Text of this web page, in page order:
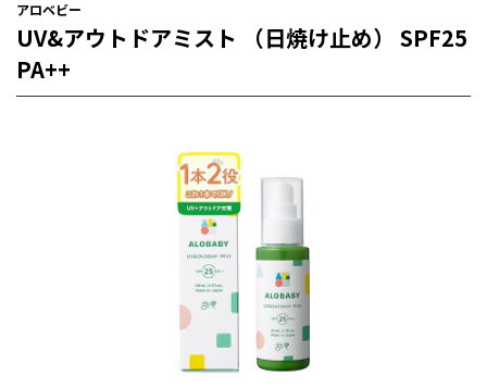
アロベビー
UV&アウトドアミスト （日焼け止め） SPF25
PA++